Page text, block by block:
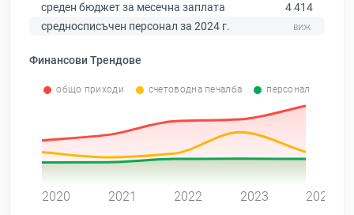
среден бюджет за месечна заплата
4 414
средносписъчен персонал за 2024 г.
Финансови Трендове
общо приходи счетоводна печалба персонал
2020 2021 2022 2023 2024